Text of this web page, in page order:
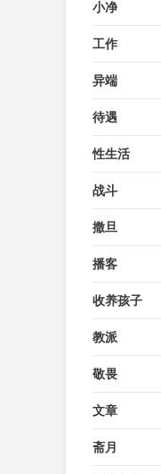
小净
工作
异端
待遇
性生活
战斗
撒旦
播客
收养孩子
教派
敬畏
文章
斋月